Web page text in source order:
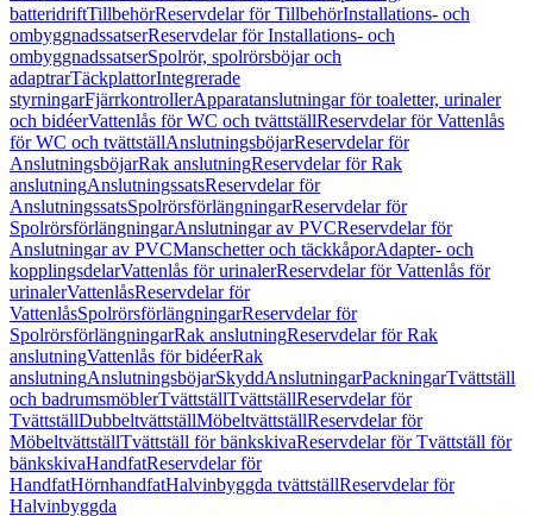
batteridriftTillbehörReservdelar för TillbehörInstallations- och
ombyggnadssatserReservdelar för Installations- och
ombyggnadssatserSpolrör, spolrörsböjar och
adaptrarTäckplattorIntegrerade
styrningarFjärrkontrollerApparatanslutningar för toaletter, urinaler
och bidéerVattenlås för WC och tvättställReservdelar för Vattenlås
för WC och tvättställAnslutningsböjarReservdelar för
AnslutningsböjarRak anslutningReservdelar för Rak
anslutningAnslutningssatsReservdelar för
AnslutningssatsSpolrörsförlängningarReservdelar för
SpolrörsförlängningarAnslutningar av PVCReservdelar för
Anslutningar av PVCManschetter och täckkåporAdapter- och
kopplingsdelarVattenlås för urinalerReservdelar för Vattenlås för
urinalerVattenlåsReservdelar för
VattenlåsSpolrörsförlängningarReservdelar för
SpolrörsförlängningarRak anslutningReservdelar för Rak
anslutningVattenlås för bidéerRak
anslutningAnslutningsböjarSkyddAnslutningarPackningarTvättställ
och badrumsmöblerTvättställTvättställReservdelar för
TvättställDubbeltvättställMöbeltvättställReservdelar för
MöbeltvättställTvättställ för bänkskivaReservdelar för Tvättställ för
bänkskivaHandfatReservdelar för
HandfatHörnhandfatHalvinbyggda tvättställReservdelar för
Halvinbyggda